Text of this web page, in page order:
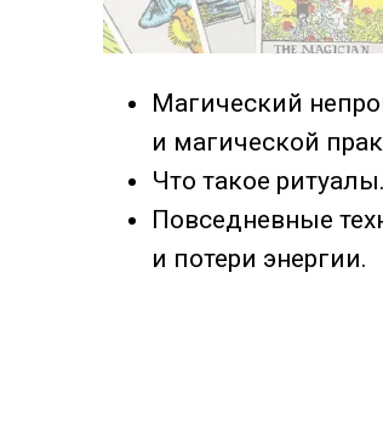
Магический
и магической
Что такое
Повседневные
и потери энергии.